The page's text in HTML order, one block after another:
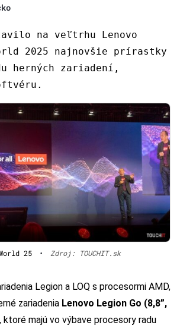
na veľtrhu Lenovo
2025 najnovšie prírastky
herných zariadení,
25 • Zdroj: TOUCHIT.sk
Legion a LOQ s procesormi AMD,
zariadenia Lenovo Legion Go (8,8”,
, ktoré majú vo výbave procesory radu